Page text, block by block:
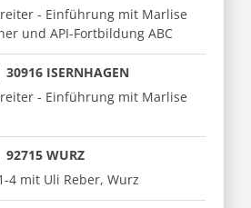
- Einführung mit Marlise
und API-Fortbildung ABC
ISERNHAGEN
- Einführung mit Marlise
WURZ
4 mit Uli Reber, Wurz